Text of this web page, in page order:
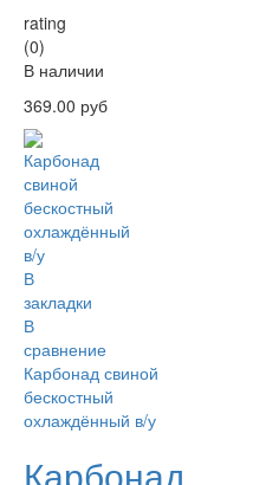
rating
(0)
В наличии
369.00 руб
В
закладки
В
сравнение
Карбонад свиной
бескостный
охлаждённый в/у